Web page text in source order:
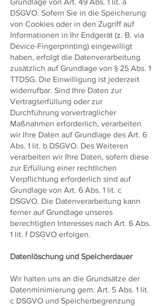
Grundlage von Art. 49 Abs. 1 lit. a
DSGVO. Sofern Sie in die Speicherung
von Cookies oder in den Zugriff auf
Informationen in Ihr Endgerät (z. B. via
Device-Fingerprinting) eingewilligt
haben, erfolgt die Datenverarbeitung
zusätzlich auf Grundlage von § 25 Abs. 1
TTDSG. Die Einwilligung ist jederzeit
widerrufbar. Sind Ihre Daten zur
Vertragserfüllung oder zur
Durchführung vorvertraglicher
Maßnahmen erforderlich, verarbeiten
wir Ihre Daten auf Grundlage des Art. 6
Abs. 1 lit. b DSGVO. Des Weiteren
verarbeiten wir Ihre Daten, sofern diese
zur Erfüllung einer rechtlichen
Verpflichtung erforderlich sind auf
Grundlage von Art. 6 Abs. 1 lit. c
DSGVO. Die Datenverarbeitung kann
ferner auf Grundlage unseres
berechtigten Interesses nach Art. 6 Abs.
1 lit. f DSGVO erfolgen.
Datenlöschung und Speicherdauer
Wir halten uns an die Grundsätze der
Datenminimierung gem. Art. 5 Abs. 1 lit.
c DSGVO und Speicherbegrenzung